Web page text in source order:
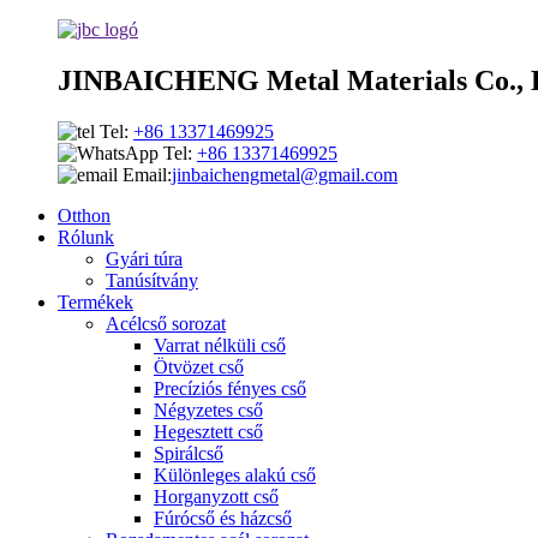
JINBAICHENG Metal Materials Co.,
Tel: +86 13371469925
Tel: +86 13371469925
Email:jinbaichengmetal@gmail.com
Otthon
Rólunk
Gyári túra
Tanúsítvány
Termékek
Acélcső sorozat
Varrat nélküli cső
Ötvözet cső
Precíziós fényes cső
Négyzetes cső
Hegesztett cső
Spirálcső
Különleges alakú cső
Horganyzott cső
Fúrócső és házcső